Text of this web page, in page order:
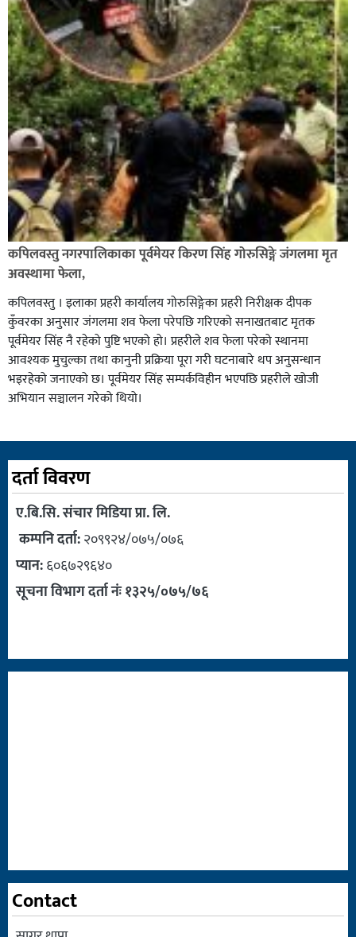
कपिलवस्तु नगरपालिकाका पूर्वमेयर किरण सिंह गोरुसिङ्गे जंगलमा मृत
अवस्थामा फेला,
कपिलवस्तु । इलाका प्रहरी कार्यालय गोरुसिङ्गेका प्रहरी निरीक्षक दीपक
कुँवरका अनुसार जंगलमा शव फेला परेपछि गरिएको सनाखतबाट मृतक
पूर्वमेयर सिंह नै रहेको पुष्टि भएको हो। प्रहरीले शव फेला परेको स्थानमा
आवश्यक मुचुल्का तथा कानुनी प्रक्रिया पूरा गरी घटनाबारे थप अनुसन्धान
भइरहेको जनाएको छ। पूर्वमेयर सिंह सम्पर्कविहीन भएपछि प्रहरीले खोजी
अभियान सञ्चालन गरेको थियो।
दर्ता विवरण
ए.बि.सि. संचार मिडिया प्रा. लि.
कम्पनि दर्ता:२०९९२४/०७५/०७६
प्यान:६०६७२९६४०
सूचना विभाग दर्ता नंः १३२५/०७५/७६
Contact